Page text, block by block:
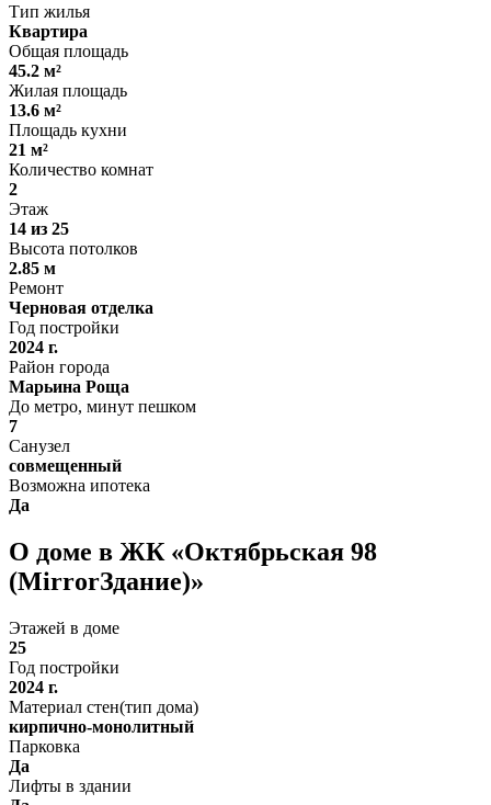
Тип жилья
Квартира
Общая площадь
45.2 м²
Жилая площадь
13.6 м²
Площадь кухни
21 м²
Количество комнат
2
Этаж
14 из 25
Высота потолков
2.85 м
Ремонт
Черновая отделка
Год постройки
2024 г.
Район города
Марьина Роща
До метро, минут пешком
7
Санузел
совмещенный
Возможна ипотека
Да
О доме в ЖК «Октябрьская 98
(MirrorЗдание)»
Этажей в доме
25
Год постройки
2024 г.
Материал стен(тип дома)
кирпично-монолитный
Парковка
Да
Лифты в здании